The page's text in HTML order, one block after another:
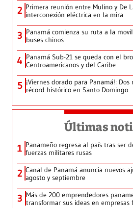
2 Primera reunión entre Mulino y De
interconexión eléctrica en la mira
3 Panamá comienza su ruta a la
buses chinos
4 Panamá Sub-21 se queda con el
Centroamericanos y del Caribe
5 ¡Viernes dorado para Panamá!:
récord histórico en Santo Domingo
Últimas
1 Panameño regresa al país tras ser
fuerzas militares rusas
2 Canal de Panamá anuncia nuevos
agosto y septiembre
3 Más de 200 emprendedores
transformar sus ideas en